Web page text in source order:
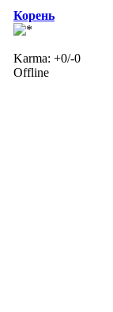
Корень
Karma: +0/-0
Offline